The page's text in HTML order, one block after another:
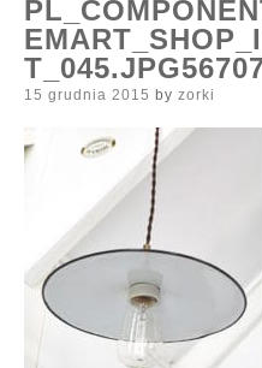
Posted
15 grudnia 2015 by zorki